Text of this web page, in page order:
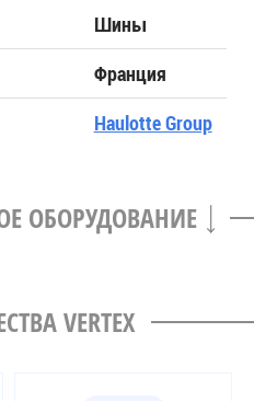
Шины
Франция
Haulotte Group
ОБОРУДОВАНИЕ
VERTEX